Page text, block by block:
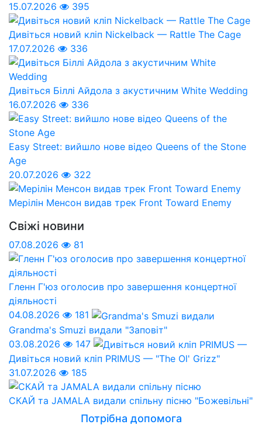
15.07.2026 395
Дивіться новий кліп Nickelback — Rattle The Cage
17.07.2026
336
Дивіться Біллі Айдола з акустичним White Wedding
16.07.2026
336
Easy Street: вийшло нове відео Queens of the Stone
Age
20.07.2026
322
Мерілін Менсон видав трек Front Toward Enemy
Свіжі новини
07.08.2026 81
Гленн Г'юз оголосив про завершення концертної
діяльності
04.08.2026
181
Grandma's Smuzi видали "Заповіт"
03.08.2026
147
Дивіться новий кліп PRIMUS — "The Ol' Grizz"
31.07.2026
185
СКАЙ та JAMALA видали спільну пісню "Божевільні"
Потрібна допомога